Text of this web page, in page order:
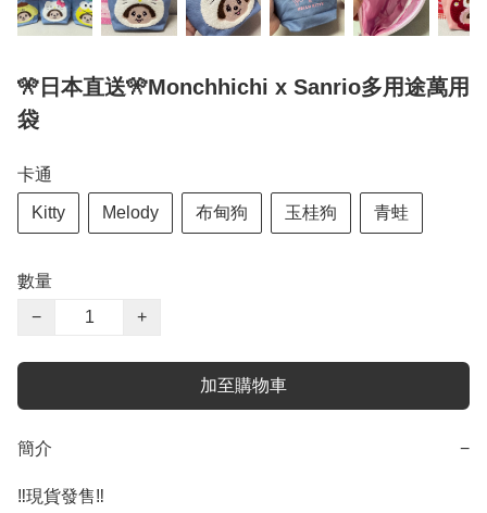
🎌日本直送🎌Monchhichi x Sanrio多用途萬用
袋
卡通
Kitty Melody 布甸狗 玉桂狗 青蛙
數量
−
+
加至購物車
簡介 −
‼️現貨發售‼️